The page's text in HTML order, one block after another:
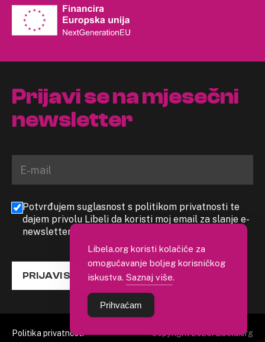
Prijavi se na mjesečni
newsletter
Potvrđujem suglasnost s politikom privatnosti te
dajem privolu Libeli da koristi moj email za slanje e-
newslettera
PRIJAVI SE
Politika privatnosti Copyright 2026. Libela.org
Libela.org koristi kolačiće za
omogućavanje boljeg korisničkog
iskustva. Saznaj više.
Prihvaćam